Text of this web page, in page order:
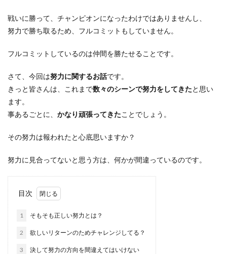
戦いに勝って、チャンピオンになったわけではありませんし、
努力で勝ち取るため、フルコミットもしていません。
フルコミットしているのは仲間を勝たせること です。
さて、今回は努力に関するお話です。
きっと皆さんは、これまで数々のシーンで努力をしてきたと思い
ます。
事あるごとに、 かなり頑張ってきたことでしょう。
その努力は報われたと心底思いますか？
努力に見合ってないと思う方は、何かが間違っているのです。
目次
1 そもそも正しい努力とは？
2 欲しいリターンのためチャレンジしてる？
3 決して努力の方向を間違えてはいけない